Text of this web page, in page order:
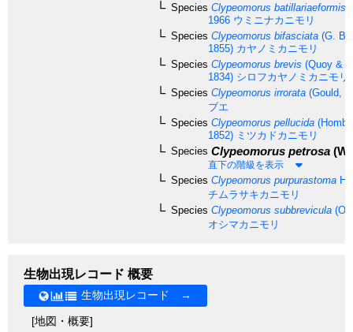
Species Clypeomorus batillariaeformis
1966 ウミニナカニモリ
Species Clypeomorus bifasciata (G. B.
1855) カヤノミカニモリ
Species Clypeomorus brevis (Quoy &
1834) シロフカヤノミカニモリ
Species Clypeomorus irrorata (Gould,
ブエ
Species Clypeomorus pellucida
1852) ミツカドカニモリ
Species Clypeomorus petrosa
直下の階級を表示
Species Clypeomorus purpurastoma
チムラサキカニモリ
Species Clypeomorus subbrevicula
オシマカニモリ
生物出現レコード 概要
生物出現レコード →
[地図・概要]